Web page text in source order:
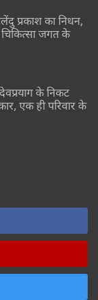
प्रकाश का निधन,
जगत के
के निकट
एक ही परिवार के